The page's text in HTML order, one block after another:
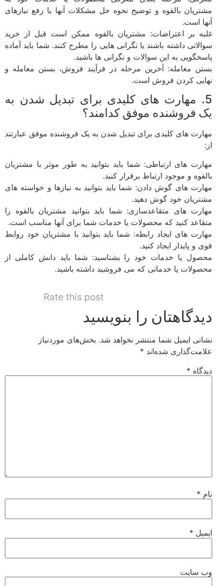
مشتریان بالقوه و توضیح نحوه حل مشکلات آنها یا رفع نیازهای
آنها است.
غلبه بر اعتراضات: مشتریان بالقوه ممکن است قبل از خرید
سوالاتی داشته باشند یا نگرانی هایی را مطرح کنند. شما باید آماده
پاسخگویی به این سوالات و نگرانی ها باشید.
بستن معامله: آخرین مرحله در فرآیند فروش، بستن معامله و
نهایی کردن فروش است.
5. مهارت های کلیدی برای تبدیل شدن به
یک فروشنده موفق کدامند؟
مهارت های کلیدی برای تبدیل شدن به یک فروشنده موفق عبارتند
از:
مهارت های ارتباطی: شما باید بتوانید به طور موثر با مشتریان
بالقوه و موجود ارتباط برقرار کنید.
مهارت های گوش دادن: شما باید بتوانید به نیازها و خواسته های
مشتریان خود گوش دهید.
مهارت های متقاعدسازی: شما باید بتوانید مشتریان بالقوه را
متقاعد کنید که محصولات یا خدمات شما برای آنها مناسب است.
مهارت های ایجاد رابطه: شما باید بتوانید با مشتریان خود روابط
قوی و پایدار ایجاد کنید.
محصول یا خدمات خود را بشناسید: شما باید دانش کاملی از
محصولات یا خدماتی که می فروشید داشته باشید.
Rate this post
دیدگاهتان را بنویسید
نشانی ایمیل شما منتشر نخواهد شد. بخش‌های موردنیاز
علامت‌گذاری شده‌اند *
دیدگاه *
نام *
ایمیل *
وب‌ سایت